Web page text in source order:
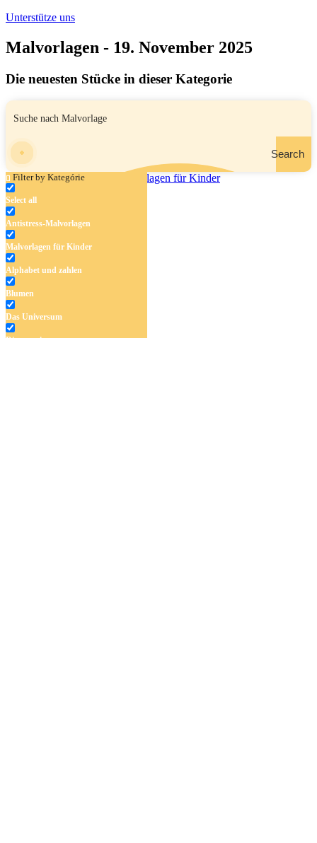
Unterstütze uns
Malvorlagen - 19. November 2025
Die neuesten Stücke in dieser Kategorie
Search
Filter by Kategórie
Select all
Antistress-Malvorlagen
Malvorlagen für Kinder
Alphabet und zahlen
Blumen
Das Universum
Dinosaurier
Raketenstart